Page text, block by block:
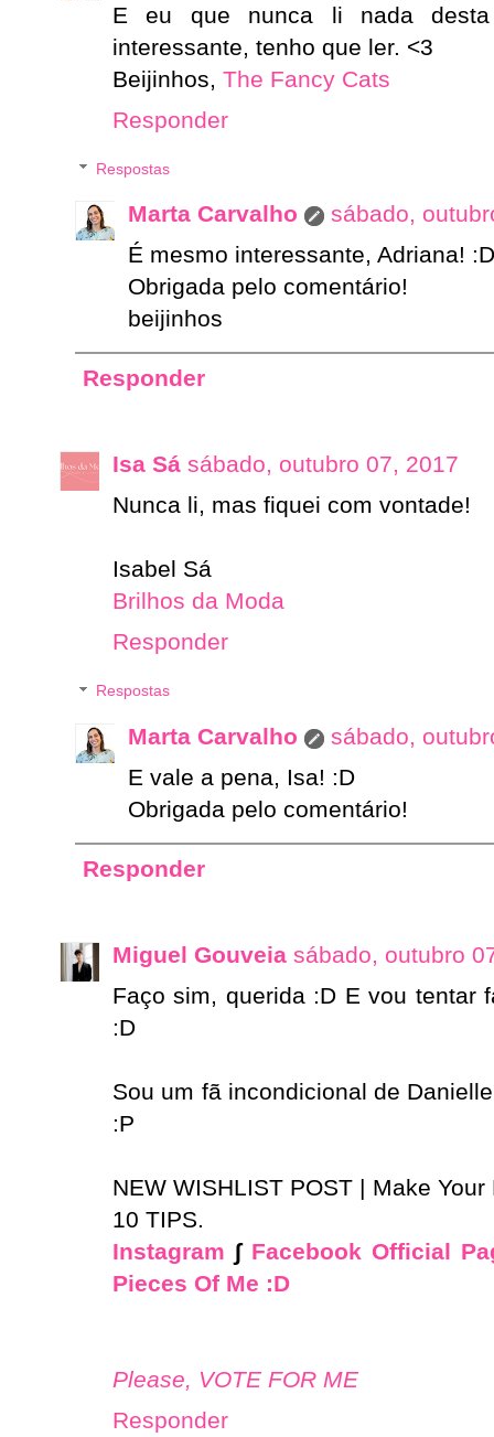
E eu que nunca li nada
interessante, tenho que ler. <3
Beijinhos, The Fancy Cats
Responder
Respostas
Marta Carvalho
sábado,
É mesmo interessante, Adriana! :D
Obrigada pelo comentário!
beijinhos
Responder
Isa Sá sábado, outubro 07, 2017
Nunca li, mas fiquei com vontade!
Isabel Sá
Brilhos da Moda
Responder
Respostas
Marta Carvalho
sábado,
E vale a pena, Isa! :D
Obrigada pelo comentário!
Responder
Miguel Gouveia sábado, outubro
Faço sim, querida :D E vou tentar
:D
Sou um fã incondicional de
:P
NEW WISHLIST POST | Make
10 TIPS.
Instagram ∫ Facebook Official
Pieces Of Me :D
Please, VOTE FOR ME
Responder